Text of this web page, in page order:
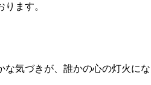
ります。
な気づきが、誰かの心の灯火に